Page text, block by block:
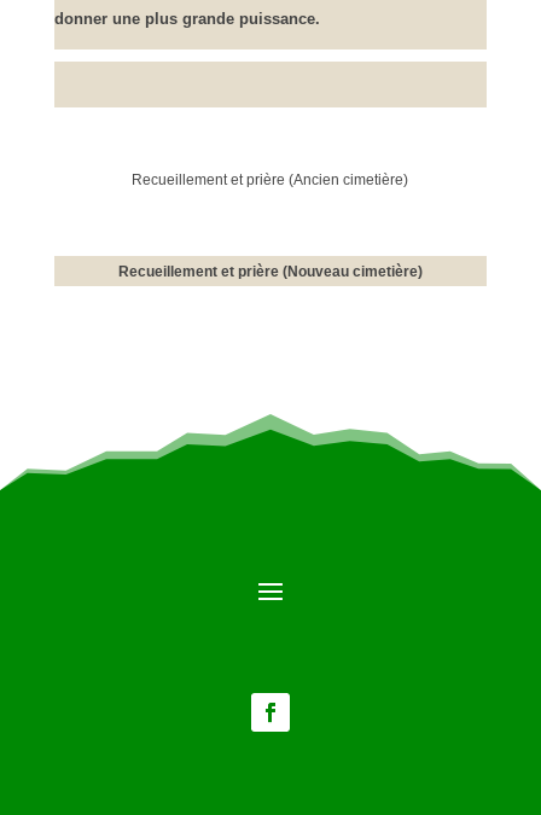
donner une plus grande puissance.
Recueillement et prière (Ancien cimetière)
Recueillement et prière (Nouveau cimetière)